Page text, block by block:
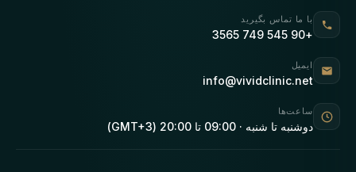
با ما تماس بگیرید
+90 545 749 3565
ایمیل
info@vividclinic.net
ساعت‌ها
دوشنبه تا شنبه · 09:00 تا 20:00 (GMT+3)